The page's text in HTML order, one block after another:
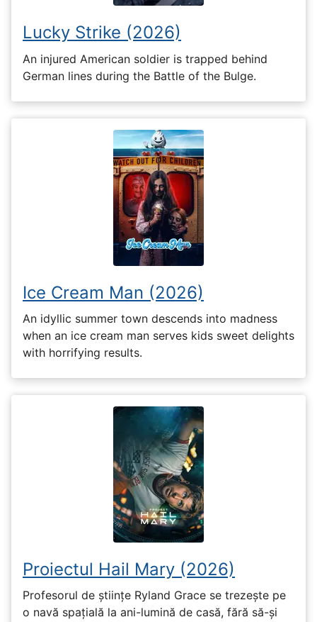
Lucky Strike (2026)
An injured American soldier is trapped behind
German lines during the Battle of the Bulge.
Ice Cream Man (2026)
An idyllic summer town descends into madness
when an ice cream man serves kids sweet delights
with horrifying results.
Proiectul Hail Mary (2026)
Profesorul de științe Ryland Grace se trezește pe
o navă spațială la ani-lumină de casă, fără să-și